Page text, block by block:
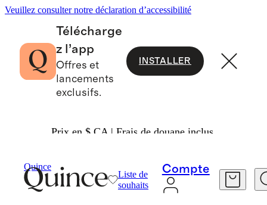
Veuillez consulter notre déclaration d’accessibilité
Télécharge
z l’app
Offres et
lancements
exclusifs.
INSTALLER
Prix en $ CA | Frais de douane inclus.
Quince
Liste de
souhaits
Compte
Articles En Cuir
ACCESSOIRES EN CUIR